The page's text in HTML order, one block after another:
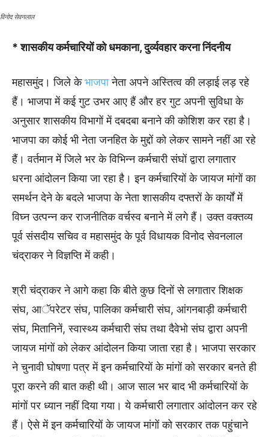
विनोद सेवनलाल
* शासकीय कर्मचारियों को धमकाना, दुर्व्यवहार करना निंदनीय
महासमुंद। जिले केभाजपानेता अपने अस्तित्व की लड़ाई लड़ रहे
हैं। भाजपा में कई गुट उभर आए हैं और हर गुट अपनी सुविधा के
अनुसार शासकीय विभागों में दबदबा बनाने की कोशिश कर रहा है।
भाजपा का कोई भी नेता जनहित के मुद्दों को लेकर सामने नहीं आ रहे
हैं। वर्तमान में जिले भर के विभिन्न कर्मचारी संघों द्वारा लगातार
धरना आंदोलन किया जा रहा है। इन कर्मचारियों के जायज मांगों का
समर्थन देने के बदले भाजपा के नेता शासकीय दफ्तरों के कार्यों में
विघ्न उत्पन्न कर राजनीतिक वर्चस्व बनाने में लगे हैं। उक्त वक्तव्य
पूर्व संसदीय सचिव व महासमुंद के पूर्व विधायक विनोद सेवनलाल
चंद्राकर ने विज्ञप्ति में कही।
श्री चंद्राकर ने आगे कहा कि बीते कुछ दिनों से लगातार शिक्षक
संघ, आॅपरेटर संघ, पालिका कर्मचारी संघ, आंगनबाड़ी कर्मचारी
संघ, मितानिनें, स्वास्थ्य कर्मचारी संघ तथा दैवेभो संघ द्वारा अपनी
जायज मांगों को लेकर आंदोलन किया जाता रहा है। भाजपा सरकार
ने चुनावी घोषणा पत्र में इन कर्मचारियों के मांगों को सरकार बनते ही
पूरा करने की बात कही थी। आज साल भर बाद भी कर्मचारियों के
मांगों पर ध्यान नहीं दिया गया। ये कर्मचारी लगातार आंदोलन कर रहे
हैं। ऐसे में इन कर्मचारियों के जायज मांगों को सरकार तक पहुंचाने